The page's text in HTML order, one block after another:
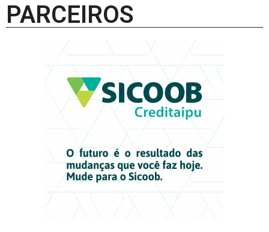
PARCEIROS